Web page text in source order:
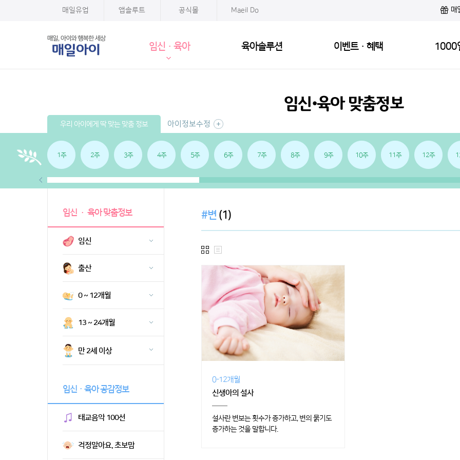
매일유업 앱솔루트 공식몰 Maeil Do 매
임신·육아 육아솔루션 이벤트·혜택 1000
우리 아이에게 딱 맞는 맞춤 정보 아이정보수정
1주 2주 3주 4주 5주 6주 7주 8주 9주 10주 11주 12주
임신 · 육아 맞춤정보
임신
출산
0 ~ 12개월
13 ~ 24개월
만 2세 이상
임신ㆍ육아 공감정보
태교음악 100선
걱정말아요, 초보맘
#변 (1)
0-12개월
신생아의 설사
설사란 변보는 횟수가 증가하고, 변의 묽기도
증가하는 것을 말합니다.